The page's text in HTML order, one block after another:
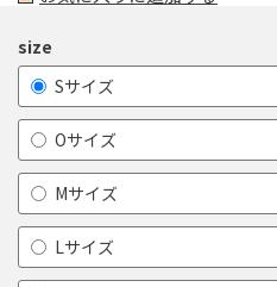
size
Sサイズ
Oサイズ
Mサイズ
Lサイズ